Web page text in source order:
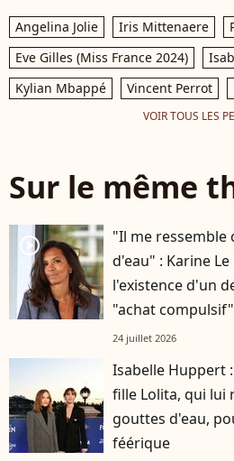
Angelina Jolie Iris Mittenaere
Eve Gilles (Miss France 2024)
Kylian Mbappé
Vincent Perrot
VOIR TOUS LES
Sur le même
player2
"Il me ressemble
d'eau" : Karine
l'existence d'un
"achat
24 juillet 2026
Isabelle Huppert
fille Lolita, qui lui
gouttes d'eau,
féérique